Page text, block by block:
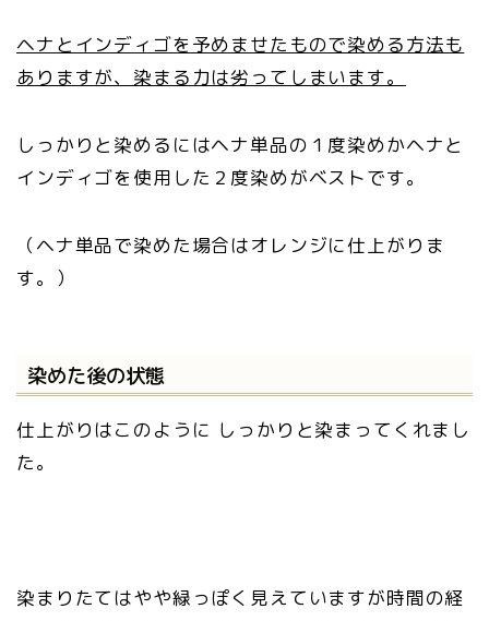
ヘナとインディゴを予めませたもので染める方法も
ありますが、染まる力は劣ってしまいます。
しっかりと染めるにはヘナ単品の１度染めかヘナと
インディゴを使用した２度染めがベストです。
（ヘナ単品で染めた場合はオレンジに仕上がりま
す。）
染めた後の状態
仕上がりはこのように しっかりと染まってくれまし
た。
染まりたてはやや緑っぽく見えていますが時間の経